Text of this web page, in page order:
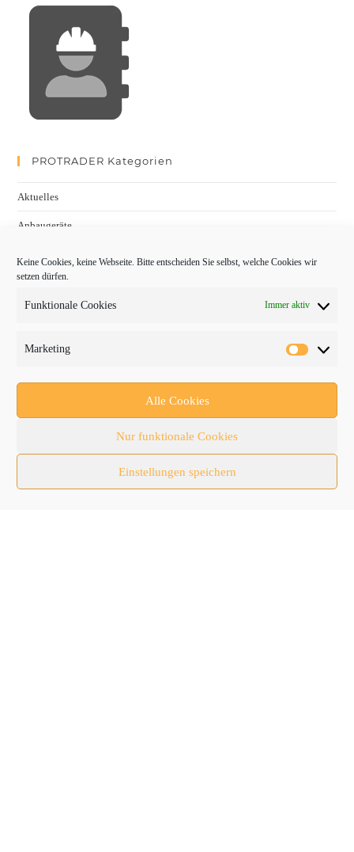
Keine Cookies, keine Webseite. Bitte entscheiden Sie selbst, welche Cookies wir
setzen dürfen.
Funktionale Cookies Immer aktiv
Marketing
Alle Cookies
Nur funktionale Cookies
Einstellungen speichern
PROTRADER Kategorien
Aktuelles
Anbaugeräte
Baumaschinen
Fachmessen
Nutzfahrzeuge
RATL 2025 | RecyclingAKTIV & TiefbauLIVE